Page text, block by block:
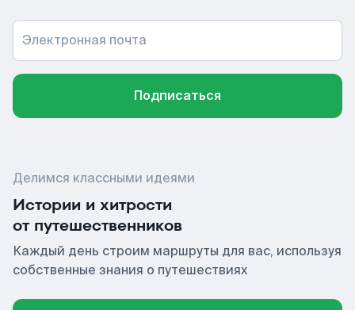
Электронная почта
Подписаться
Делимся классными идеями
Истории и хитрости
от путешественников
Каждый день строим маршруты для вас, используя
собственные знания о путешествиях